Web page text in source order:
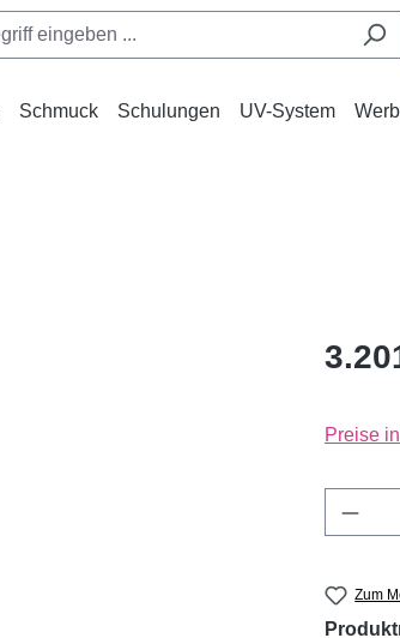
Schmuck Schulungen UV-System
Preise
Zum